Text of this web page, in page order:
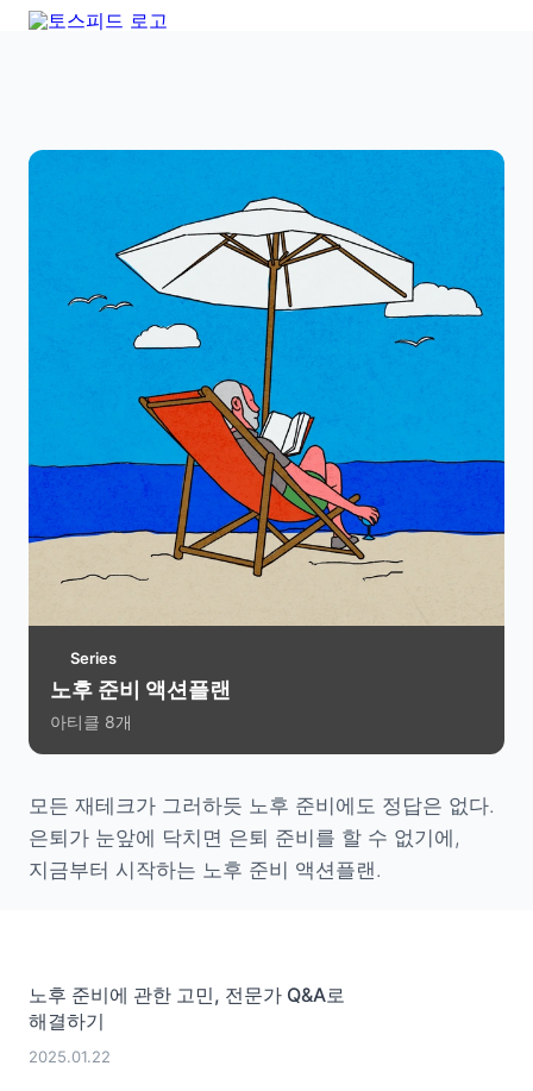
Series
노후 준비 액션플랜
아티클 8개
모든 재테크가 그러하듯 노후 준비에도 정답은 없다.
은퇴가 눈앞에 닥치면 은퇴 준비를 할 수 없기에,
지금부터 시작하는 노후 준비 액션플랜.
노후 준비에 관한 고민, 전문가 Q&A로
해결하기
2025.01.22